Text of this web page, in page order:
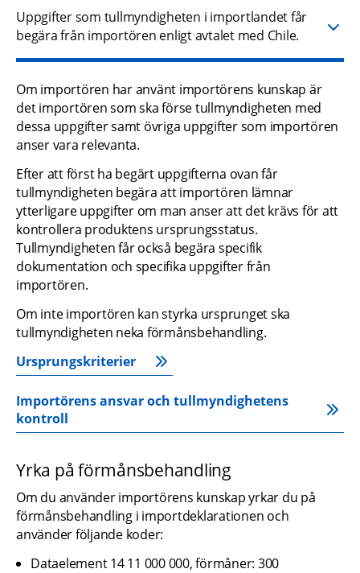
Uppgifter som tullmyndigheten i importlandet får
begära från importören enligt avtalet med Chile.
Om importören har använt importörens kunskap är
det importören som ska förse tullmyndigheten med
dessa uppgifter samt övriga uppgifter som importören
anser vara relevanta.
Efter att först ha begärt uppgifterna ovan får
tullmyndigheten begära att importören lämnar
ytterligare uppgifter om man anser att det krävs för att
kontrollera produktens ursprungsstatus.
Tullmyndigheten får också begära specifik
dokumentation och specifika uppgifter från
importören.
Om inte importören kan styrka ursprunget ska
tullmyndigheten neka förmånsbehandling.
Ursprungskriterier
Importörens ansvar och tullmyndighetens
kontroll
Yrka på förmånsbehandling
Om du använder importörens kunskap yrkar du på
förmånsbehandling i importdeklarationen och
använder följande koder:
Dataelement 14 11 000 000, förmåner: 300